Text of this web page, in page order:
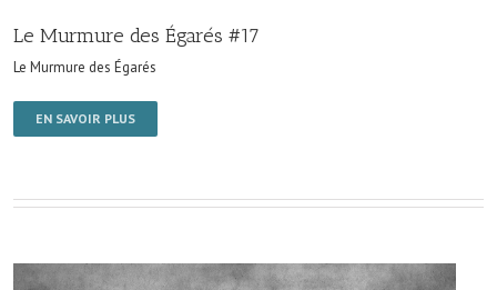
Le Murmure des Égarés #17
Le Murmure des Égarés
EN SAVOIR PLUS